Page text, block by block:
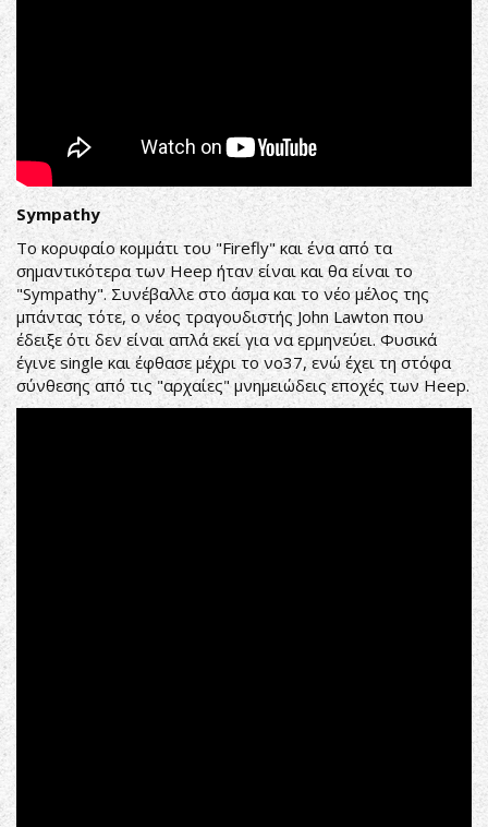
Sympathy
Το κορυφαίο κομμάτι του "Firefly" και ένα από τα
σημαντικότερα των Heep ήταν είναι και θα είναι το
"Sympathy". Συνέβαλλε στο άσμα και το νέο μέλος της
μπάντας τότε, ο νέος τραγουδιστής John Lawton που
έδειξε ότι δεν είναι απλά εκεί για να ερμηνεύει. Φυσικά
έγινε single και έφθασε μέχρι το νο37, ενώ έχει τη στόφα
σύνθεσης από τις "αρχαίες" μνημειώδεις εποχές των Heep.